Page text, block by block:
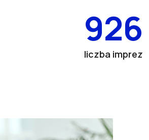
926
liczba imprez